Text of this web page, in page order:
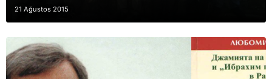
21 Ağustos 2015